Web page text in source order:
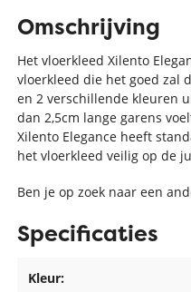
Omschrijving
Het vloerkleed Xilento
vloerkleed die het goed zal
en 2 verschillende kleuren
dan 2,5cm lange garens
Xilento Elegance heeft
het vloerkleed veilig op de
Ben je op zoek naar een
Specificaties
Kleur: